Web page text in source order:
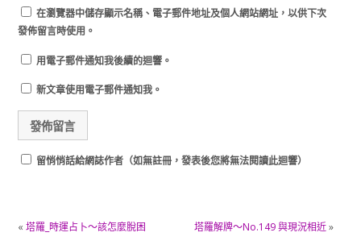
在瀏覽器中儲存顯示名稱、電子郵件地址及個人網站網址，以供下次
發佈留言時使用。
用電子郵件通知我後續的迴響。
新文章使用電子郵件通知我。
留悄悄話給網誌作者（如無註冊，發表後您將無法閱讀此迴響）
« 塔羅_時運占卜～該怎麼脫困 塔羅解牌～No.149 與現況相近»